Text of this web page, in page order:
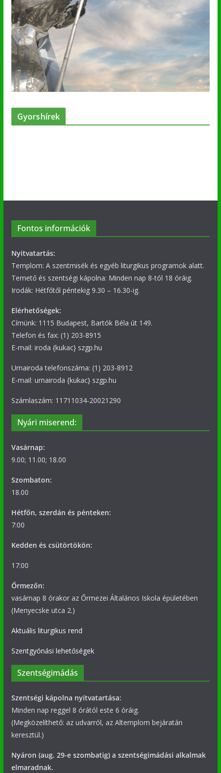
Gyorshírek
Fontos információk
Nyitvatartás:
Templom: A szentmisék és egyéb liturgikus programok alatt.
Temető és szentségi kápolna: Minden nap 8-tól 18 óráig.
Irodák: Hétfőtől péntekig 9.30 – 16.30-ig.
Elérhetőségek:
Címünk: 1115 Budapest, Bartók Béla út 149.
Telefon és fax: (1) 203-8915
E-mail: iroda {kukac} szgp.hu
Urnairoda telefonszáma: (1) 203-8912
E-mail: urnairoda {kukac} szgp.hu
Számlaszám: 11711034-20021290
Nyári miserend:
Vasárnap:
9.00; 11.00; 18.00
Szombaton:
18.00
Hétfőn, szerdán és pénteken:
7:00
Kedden és csütörtökön:
17:00
Őrmezőn:
vasárnap 8 órakor az Őrmezei Általános Iskola épületében
(Menyecske utca 2.)
Aktuális liturgikus rend
Szentgyónási lehetőségek
Szentségimádás
Szentségi kápolna nyitvatartása:
Minden nap reggel 8 órától este 6 óráig.
(Megközelíthető: az udvarról, az Altemplom bejáratán
keresztül.)
Nyáron (aug. 29-e szombatig) a szentségimádási alkalmak
elmaradnak.